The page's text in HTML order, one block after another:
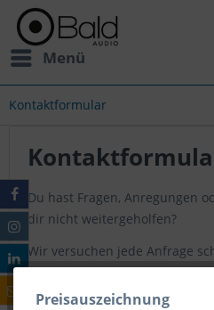
Menü
Kontaktformular
Du hast Fragen, Anregungen
dir nicht weitergeholfen?
Wir versuchen jede Anfrage
beantworten.
Preisauszeichnung